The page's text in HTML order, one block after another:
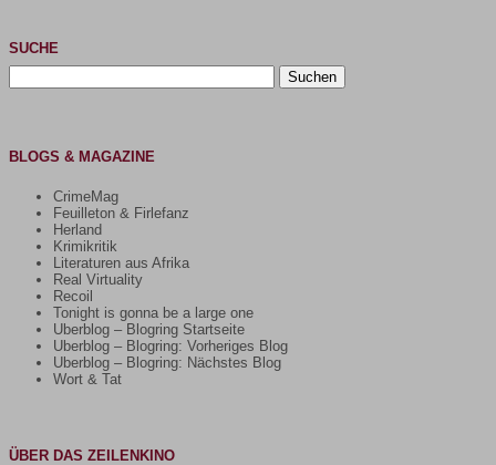
SUCHE
Suchen
nach:
BLOGS & MAGAZINE
CrimeMag
Feuilleton & Firlefanz
Herland
Krimikritik
Literaturen aus Afrika
Real Virtuality
Recoil
Tonight is gonna be a large one
Uberblog – Blogring Startseite
Uberblog – Blogring: Vorheriges Blog
Uberblog – Blogring: Nächstes Blog
Wort & Tat
ÜBER DAS ZEILENKINO